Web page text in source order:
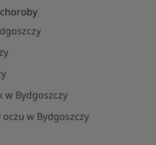
w Bydgoszczy
w Bydgoszczy